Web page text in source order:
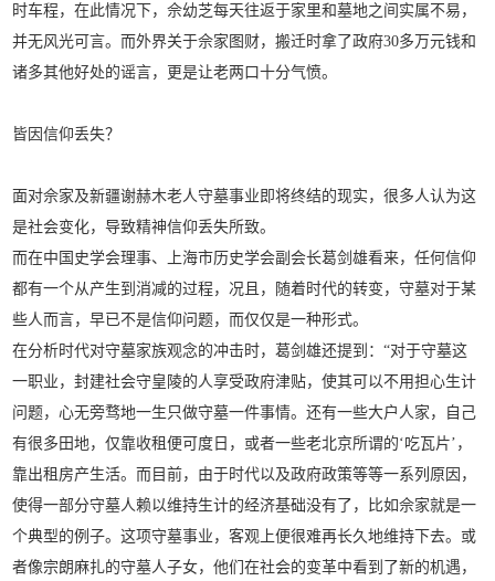
时车程，在此情况下，佘幼芝每天往返于家里和墓地之间实属不易，
并无风光可言。而外界关于佘家图财，搬迁时拿了政府30多万元钱和
诸多其他好处的谣言，更是让老两口十分气愤。
皆因信仰丢失？
面对佘家及新疆谢赫木老人守墓事业即将终结的现实，很多人认为这
是社会变化，导致精神信仰丢失所致。
而在中国史学会理事、上海市历史学会副会长葛剑雄看来，任何信仰
都有一个从产生到消减的过程，况且，随着时代的转变，守墓对于某
些人而言，早已不是信仰问题，而仅仅是一种形式。
在分析时代对守墓家族观念的冲击时，葛剑雄还提到：“对于守墓这
一职业，封建社会守皇陵的人享受政府津贴，使其可以不用担心生计
问题，心无旁骛地一生只做守墓一件事情。还有一些大户人家，自己
有很多田地，仅靠收租便可度日，或者一些老北京所谓的‘吃瓦片’，
靠出租房产生活。而目前，由于时代以及政府政策等等一系列原因，
使得一部分守墓人赖以维持生计的经济基础没有了，比如佘家就是一
个典型的例子。这项守墓事业，客观上便很难再长久地维持下去。或
者像宗朗麻扎的守墓人子女，他们在社会的变革中看到了新的机遇，